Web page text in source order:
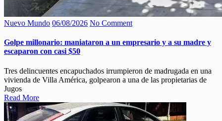
Nuevo Mundo 06/08/2026 No Comment
Golpe millonario: maniataron a un empresario y a su madre y
escaparon con casi $50
Tres delincuentes encapuchados irrumpieron de madrugada en una
vivienda de Villa América, golpearon a una de las propietarias de
Jugos
Read More